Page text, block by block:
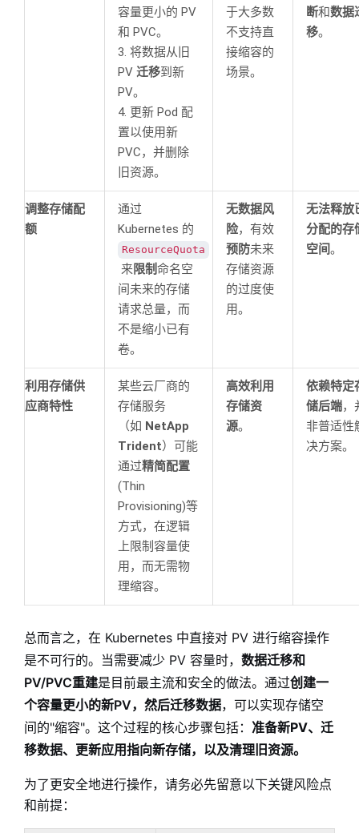
容量更小的 PV
和 PVC。
3. 将数据从旧
PV 迁移到新
PV。
4. 更新 Pod 配
置以使用新
PVC，并删除
旧资源。
于大多数
不支持直
接缩容的
场景。
断和数据
移。
调整存储配
额
通过
Kubernetes 的
ResourceQuota
来限制命名空
间未来的存储
请求总量，而
不是缩小已有
卷。
无数据风
险，有效
预防未来
存储资源
的过度使
用。
无法释放
分配的存
空间。
利用存储供
应商特性
某些云厂商的
存储服务
（如 NetApp
Trident）可能
通过精简配置
(Thin
Provisioning)等
方式，在逻辑
上限制容量使
用，而无需物
理缩容。
高效利用
存储资
源。
依赖特定
储后端，
非普适性
决方案。
总而言之，在 Kubernetes 中直接对 PV 进行缩容操作
是不可行的。当需要减少 PV 容量时， 数据迁移和
PV/PVC重建是目前最主流和安全的做法。通过创建一
个容量更小的新PV，然后迁移数据，可以实现存储空
间的"缩容"。这个过程的核心步骤包括： 准备新PV、迁
移数据、更新应用指向新存储，以及清理旧资源。
为了更安全地进行操作，请务必先留意以下关键风险点
和前提：